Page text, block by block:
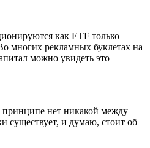
как ETF только
многих рекламных буклетах на
можно увидеть это
нет никакой между
существует, и думаю, стоит об